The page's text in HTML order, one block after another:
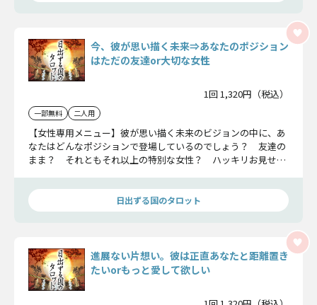
今、彼が思い描く未来⇒あなたのポジション
はただの友達or大切な女性
1回 1,320円（税込）
一部無料 二人用
【女性専用メニュー】彼が思い描く未来のビジョンの中に、あ
なたはどんなポジションで登場しているのでしょう？ 友達の
まま？ それともそれ以上の特別な女性？ ハッキリお見せし
日出ずる国のタロット
進展ない片想い。彼は正直あなたと距離置き
たいorもっと愛して欲しい